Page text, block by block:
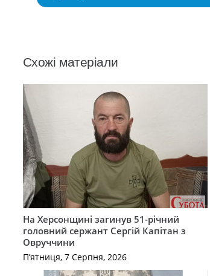
Схожі матеріали
На Херсонщині загинув 51-річний
головний сержант Сергій Капітан з
Овруччини
П’ятниця, 7 Серпня, 2026